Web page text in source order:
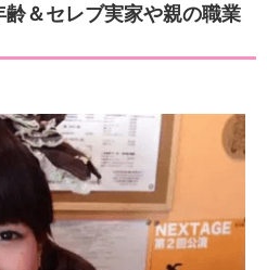
＆セレブ実家や親の職業